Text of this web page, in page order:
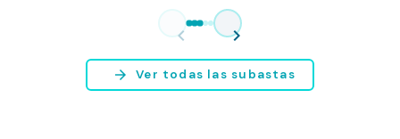
* Servicio disponible exclusivamente para inmuebles ubicados en
Bogotá y Medellín.
chevron_left chevron_right
arrow_forward Ver todas las subastas